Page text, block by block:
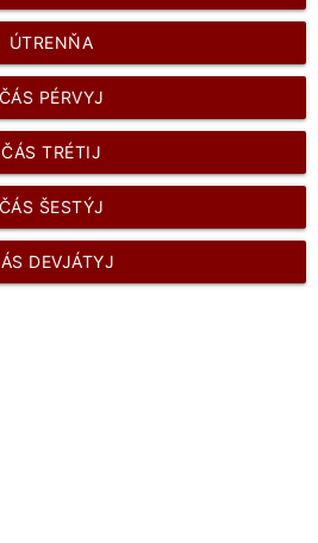
ÚTRENŇA
ČÁS PÉRVYJ
ČÁS TRÉTIJ
ČÁS ŠESTÝJ
DEVJÁTYJ